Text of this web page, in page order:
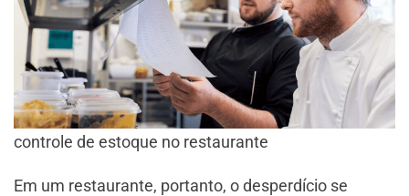
controle de estoque no restaurante
Em um restaurante, portanto, o desperdício se